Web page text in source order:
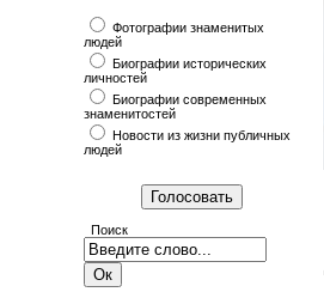
Фотографии знаменитых
людей
Биографии исторических
личностей
Биографии современных
знаменитостей
Новости из жизни публичных
людей
Поиск